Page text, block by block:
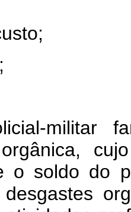
militar
orgânica,
o soldo do